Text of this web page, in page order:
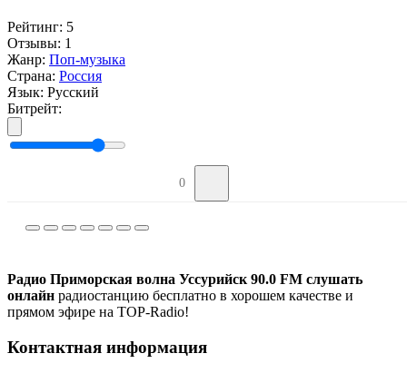
Рейтинг: 5
Отзывы: 1
Жанр: Поп-музыка
Страна: Россия
Язык: Русский
Битрейт:
0
Радио Приморская волна Уссурийск 90.0 FM слушать
онлайн радиостанцию бесплатно в хорошем качестве и
прямом эфире на TOP-Radio!
Контактная информация